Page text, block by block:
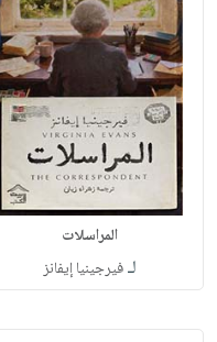
المراسلات
لـفيرجينيا إيفانز